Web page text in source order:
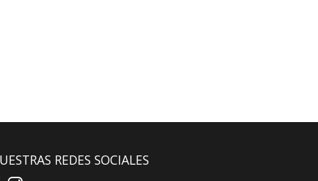
REDES SOCIALES